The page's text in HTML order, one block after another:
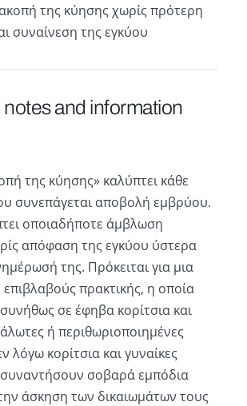
της κύησης χωρίς πρότερη
συναίνεση της εγκύου
and information
της κύησης» καλύπτει κάθε
συνεπάγεται αποβολή εμβρύου.
οποιαδήποτε άμβλωση
απόφαση της εγκύου ύστερα
της. Πρόκειται για μια
πρακτικής, η οποία
σε έφηβα κορίτσια και
ή περιθωριοποιημένες
λόγω κορίτσια και γυναίκες
συναντήσουν σοβαρά εμπόδια
άσκηση των δικαιωμάτων τους